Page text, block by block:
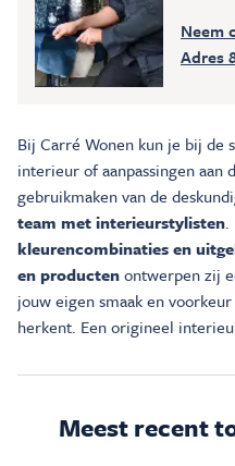
Neem
Adres
Bij Carré Wonen kun je bij de
interieur of aanpassingen aan
gebruikmaken van de
team met interieurstylisten.
kleurencombinaties en
en productenontwerpen zij
jouw eigen smaak en
herkent. Een origineel
Meest recent